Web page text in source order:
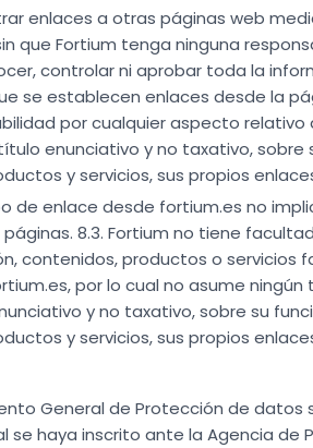
enlaces a otras páginas web
que Fortium tenga ninguna
controlar ni aprobar toda la
se establecen enlaces desde la
por cualquier aspecto
enunciativo y no taxativo,
y servicios, sus propios
de enlace desde fortium.es no
8.3. Fortium no tiene
contenidos, productos o servicios
por lo cual no asume
y no taxativo, sobre su
y servicios, sus propios
General de Protección de datos
se haya inscrito ante la Agencia de